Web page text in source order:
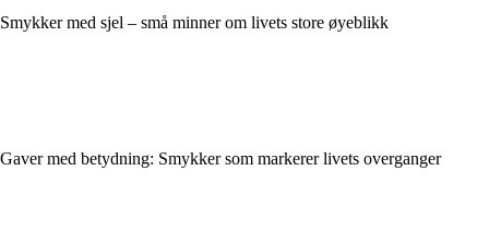
Smykker med sjel – små minner om livets store øyeblikk
Gaver med betydning: Smykker som markerer livets overganger